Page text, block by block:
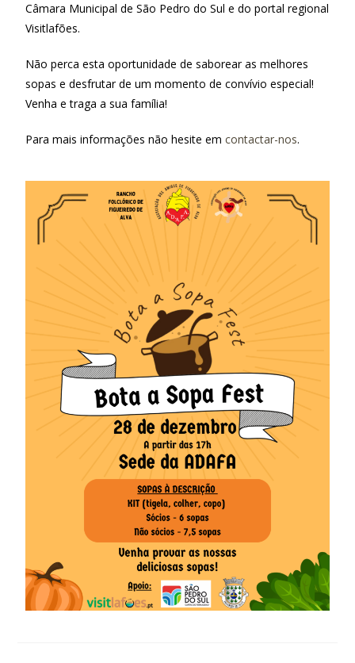
Câmara Municipal de São Pedro do Sul e do portal regional
Visitlafões.
Não perca esta oportunidade de saborear as melhores
sopas e desfrutar de um momento de convívio especial!
Venha e traga a sua família!
Para mais informações não hesite emcontactar-nos.